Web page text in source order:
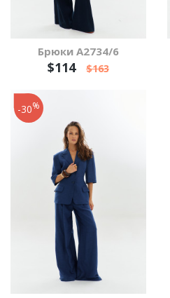
Брюки А2734/6
$114 $163
-30%